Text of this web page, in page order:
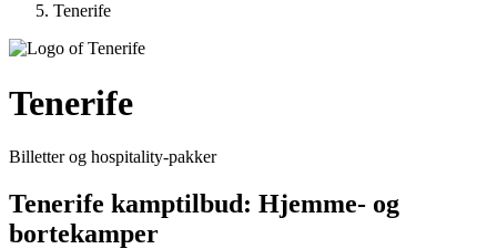
Tenerife
Tenerife
Billetter og hospitality‑pakker
Tenerife kamptilbud: Hjemme- og
bortekamper